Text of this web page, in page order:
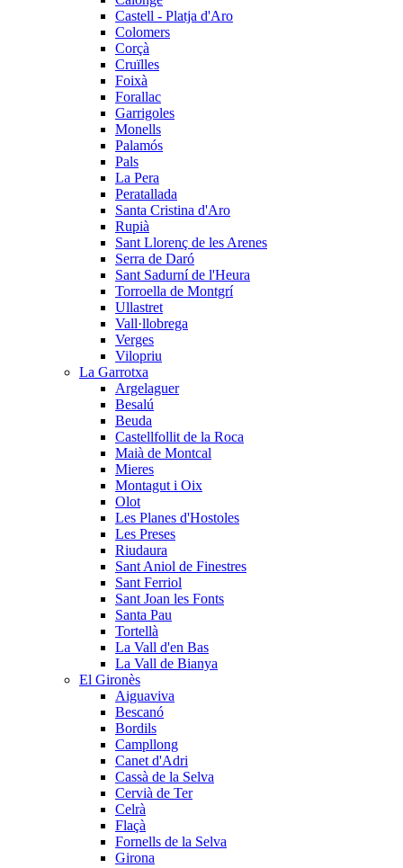
Castell - Platja d'Aro
Colomers
Corçà
Cruïlles
Foixà
Forallac
Garrigoles
Monells
Palamós
Pals
La Pera
Peratallada
Santa Cristina d'Aro
Rupià
Sant Llorenç de les Arenes
Serra de Daró
Sant Sadurní de l'Heura
Torroella de Montgrí
Ullastret
Vall·llobrega
Verges
Vilopriu
La Garrotxa
Argelaguer
Besalú
Beuda
Castellfollit de la Roca
Maià de Montcal
Mieres
Montagut i Oix
Olot
Les Planes d'Hostoles
Les Preses
Riudaura
Sant Aniol de Finestres
Sant Ferriol
Sant Joan les Fonts
Santa Pau
Tortellà
La Vall d'en Bas
La Vall de Bianya
El Gironès
Aiguaviva
Bescanó
Bordils
Campllong
Canet d'Adri
Cassà de la Selva
Cervià de Ter
Celrà
Flaçà
Fornells de la Selva
Girona